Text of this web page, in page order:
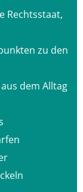
Rechtsstaat,
zu den
dem Alltag